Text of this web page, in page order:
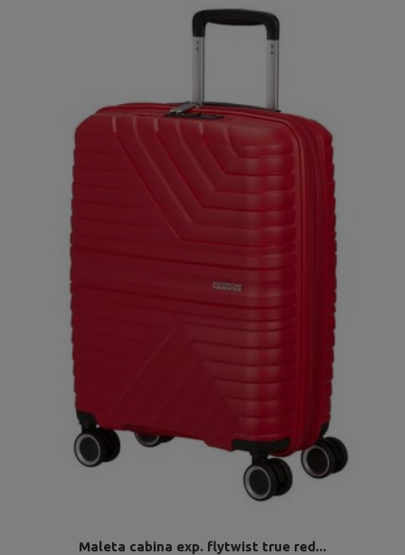
Maleta cabina exp. flytwist true red...